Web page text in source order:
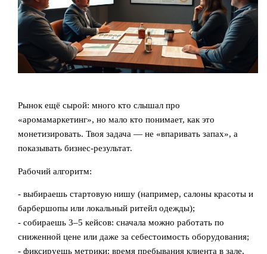
Рынок ещё сырой: много кто слышал про
«аромамаркетинг», но мало кто понимает, как это
монетизировать. Твоя задача — не «впаривать запах», а
показывать бизнес-результат.
Рабочий алгоритм:
- выбираешь стартовую нишу (например, салоны красоты и
барбершопы или локальный ритейл одежды);
- собираешь 3–5 кейсов: сначала можно работать по
сниженной цене или даже за себестоимость оборудования;
- фиксируешь метрики: время пребывания клиента в зале,